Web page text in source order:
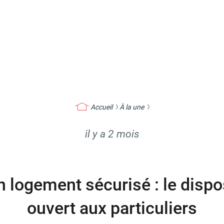
Accueil À la une
il y a 2 mois
logement sécurisé : le
ouvert aux particuliers